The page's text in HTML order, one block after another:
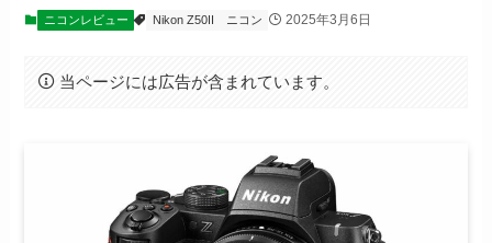
ニコンレビュー Nikon Z50II ニコン 2025年3月6日
当ページには広告が含まれています。